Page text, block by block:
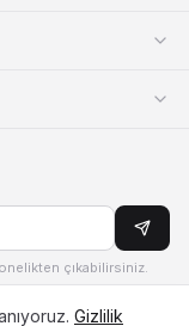
çıkabilirsiniz.
Gizlilik